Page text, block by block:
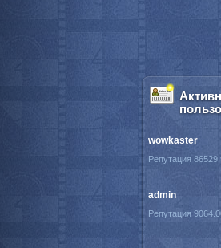
wowkaster
Репутация
admin
Репутация